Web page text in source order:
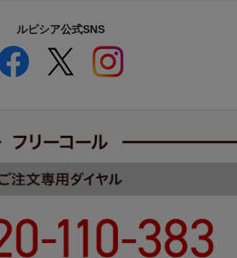
ルピシア公式SNS